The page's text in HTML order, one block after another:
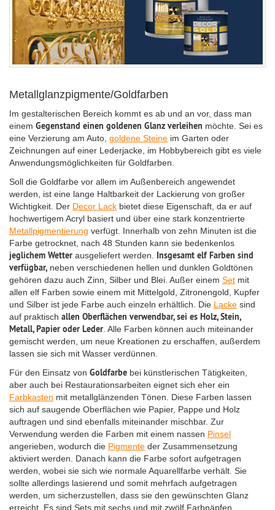
Metallglanzpigmente/Goldfarben
Im gestalterischen Bereich kommt es ab und an vor, dass man
einem Gegenstand einen goldenen Glanz verleihen möchte. Sei es
eine Verzierung am Auto, goldene Steine im Garten oder
Zeichnungen auf einer Lederjacke, im Hobbybereich gibt es viele
Anwendungsmöglichkeiten für Goldfarben.
Soll die Goldfarbe vor allem im Außenbereich angewendet
werden, ist eine lange Haltbarkeit der Lackierung von großer
Wichtigkeit. Der Decor Lack bietet diese Eigenschaft, da er auf
hochwertigem Acryl basiert und über eine stark konzentrierte
Metallpigmentierung verfügt. Innerhalb von zehn Minuten ist die
Farbe getrocknet, nach 48 Stunden kann sie bedenkenlos
jeglichem Wetter ausgeliefert werden. Insgesamt elf Farben sind
verfügbar, neben verschiedenen hellen und dunklen Goldtönen
gehören dazu auch Zinn, Silber und Blei. Außer einem Set mit
allen elf Farben sowie einem mit Mittelgold, Zitronengold, Kupfer
und Silber ist jede Farbe auch einzeln erhältlich. Die Lacke sind
auf praktisch allen Oberflächen verwendbar, sei es Holz, Stein,
Metall, Papier oder Leder . Alle Farben können auch miteinander
gemischt werden, um neue Kreationen zu erschaffen, außerdem
lassen sie sich mit Wasser verdünnen.
Für den Einsatz von Goldfarbe bei künstlerischen Tätigkeiten,
aber auch bei Restaurationsarbeiten eignet sich eher ein
Farbkasten mit metallglänzenden Tönen. Diese Farben lassen
sich auf saugende Oberflächen wie Papier, Pappe und Holz
auftragen und sind ebenfalls miteinander mischbar. Zur
Verwendung werden die Farben mit einem nassen Pinsel
angerieben, wodurch die Pigmente der Zusammensetzung
aktiviert werden. Danach kann die Farbe sofort aufgetragen
werden, wobei sie sich wie normale Aquarellfarbe verhält. Sie
sollte allerdings lasierend und somit mehrfach aufgetragen
werden, um sicherzustellen, dass sie den gewünschten Glanz
erreicht. Es sind Sets mit sechs und mit zwölf Farbnäpfen